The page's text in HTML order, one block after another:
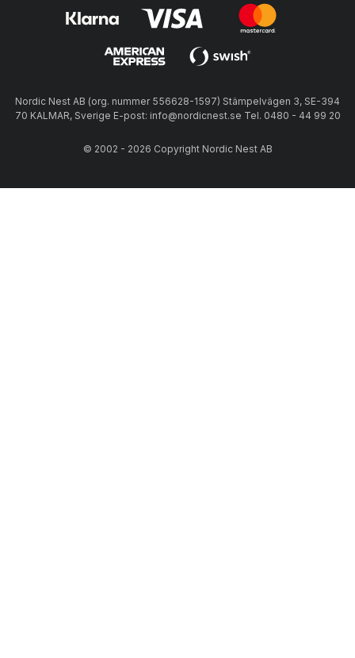
Nordic Nest AB (org. nummer 556628-1597) Stämpelvägen 3, SE-394
70 KALMAR, Sverige E-post: info@nordicnest.se Tel. 0480 - 44 99 20
© 2002 - 2026 Copyright Nordic Nest AB